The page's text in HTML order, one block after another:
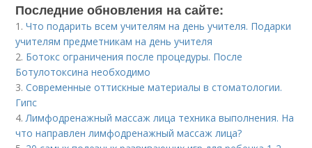
Последние обновления на сайте:
1.Что подарить всем учителям на день учителя. Подарки
учителям предметникам на день учителя
2. Ботокс ограничения после процедуры. После
Ботулотоксина необходимо
3.Современные оттискные материалы в стоматологии.
Гипс
4.Лимфодренажный массаж лица техника выполнения. На
что направлен лимфодренажный массаж лица?